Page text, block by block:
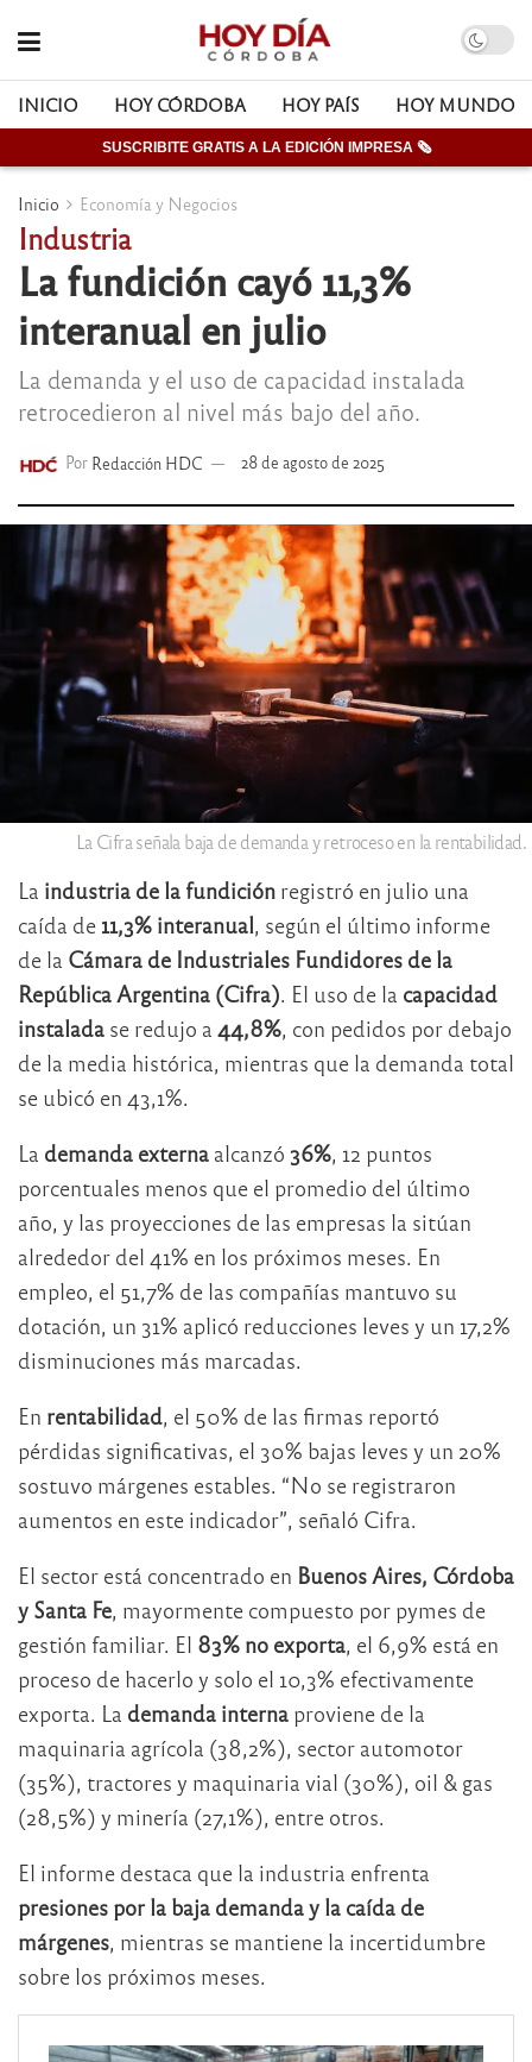
INICIO HOY CÓRDOBA HOY PAÍS HOY MUNDO
SUSCRIBITE GRATIS A LA EDICIÓN IMPRESA 🗞
Inicio Economía y Negocios
Industria
La fundición cayó 11,3%
interanual en julio
La demanda y el uso de capacidad instalada
retrocedieron al nivel más bajo del año.
Por Redacción HDC 28 de agosto de 2025
La Cifra señala baja de demanda y retroceso en la rentabilidad.
La industria de la fundición registró en julio una
caída de 11,3% interanual, según el último informe
de la Cámara de Industriales Fundidores de la
República Argentina (Cifra). El uso de la capacidad
instalada se redujo a 44,8%, con pedidos por debajo
de la media histórica, mientras que la demanda total
se ubicó en 43,1%.
La demanda externa alcanzó 36%, 12 puntos
porcentuales menos que el promedio del último
año, y las proyecciones de las empresas la sitúan
alrededor del 41% en los próximos meses. En
empleo, el 51,7% de las compañías mantuvo su
dotación, un 31% aplicó reducciones leves y un 17,2%
disminuciones más marcadas.
En rentabilidad, el 50% de las firmas reportó
pérdidas significativas, el 30% bajas leves y un 20%
sostuvo márgenes estables. “No se registraron
aumentos en este indicador”, señaló Cifra.
El sector está concentrado en Buenos Aires, Córdoba
y Santa Fe, mayormente compuesto por pymes de
gestión familiar. El 83% no exporta, el 6,9% está en
proceso de hacerlo y solo el 10,3% efectivamente
exporta. La demanda interna proviene de la
maquinaria agrícola (38,2%), sector automotor
(35%), tractores y maquinaria vial (30%), oil & gas
(28,5%) y minería (27,1%), entre otros.
El informe destaca que la industria enfrenta
presiones por la baja demanda y la caída de
márgenes, mientras se mantiene la incertidumbre
sobre los próximos meses.